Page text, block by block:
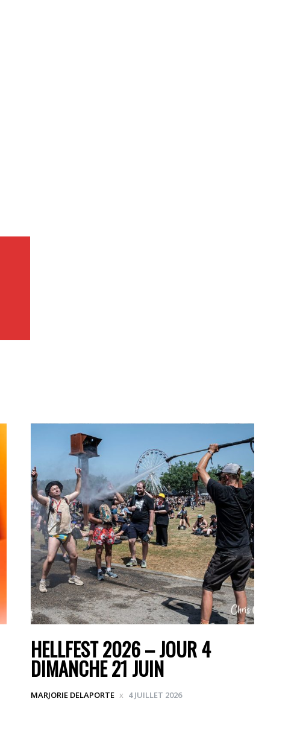
HELLFEST 2026 – JOUR 4
DIMANCHE 21 JUIN
MARJORIE DELAPORTE 4 JUILLET 2026